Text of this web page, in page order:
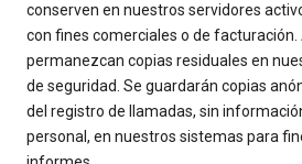
conserven en nuestros servidores
con fines comerciales o de
permanezcan copias residuales en
de seguridad. Se guardarán copias
del registro de llamadas, sin
personal, en nuestros sistemas para